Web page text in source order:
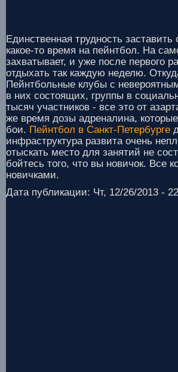
Единственная трудность
какое-то время на пейнтбол. На
захватывает, и уже после первого
отдыхать так каждую неделю.
Пейнтбольные клубы с
в них состоящих, группы в
тысяч участников - все это от
же время дозы адреналина,
бои. Пейнтбол в Санкт-Петербурге
инфраструктура развита очень
отыскать место для занятий не
бойтесь того, что вы новичок. Все
новичками.
Дата публикации: Чт, 12/26/2013 -